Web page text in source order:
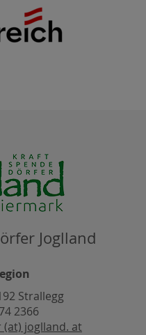
Joglland
Strallegg
2366
joglland. at